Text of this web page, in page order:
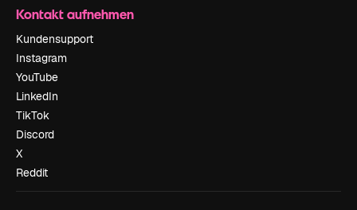
Kontakt aufnehmen
Kundensupport
Instagram
YouTube
LinkedIn
TikTok
Discord
X
Reddit